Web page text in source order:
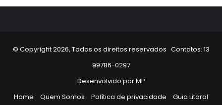
© Copyright 2026, Todos os direitos reservados Contatos: 13
99786-0297
Desenvolvido porMP
Home
Quem Somos Política de privacidade Guia Litoral